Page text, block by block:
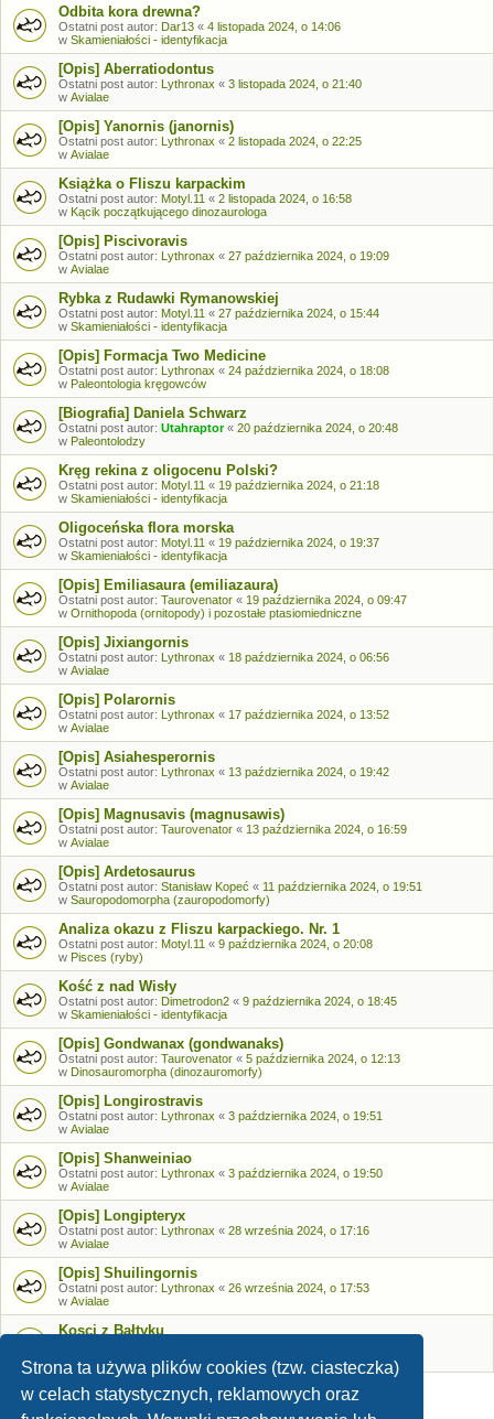
Strona ta używa plików cookies (tzw. ciasteczka)
w celach statystycznych, reklamowych oraz
Odbita kora drewna?
Ostatni post autor: Dar13 « 4 listopada 2024, o 14:06
w Skamieniałości - identyfikacja
[Opis] Aberratiodontus
Ostatni post autor: Lythronax « 3 listopada 2024, o 21:40
w Avialae
[Opis] Yanornis (janornis)
Ostatni post autor: Lythronax « 2 listopada 2024, o 22:25
w Avialae
Książka o Fliszu karpackim
Ostatni post autor: Motyl.11 « 2 listopada 2024, o 16:58
w Kącik początkującego dinozaurologa
[Opis] Piscivoravis
Ostatni post autor: Lythronax « 27 października 2024, o 19:09
w Avialae
Rybka z Rudawki Rymanowskiej
Ostatni post autor: Motyl.11 « 27 października 2024, o 15:44
w Skamieniałości - identyfikacja
[Opis] Formacja Two Medicine
Ostatni post autor: Lythronax « 24 października 2024, o 18:08
w Paleontologia kręgowców
[Biografia] Daniela Schwarz
Ostatni post autor: Utahraptor« 20 października 2024, o 20:48
w Paleontolodzy
Kręg rekina z oligocenu Polski?
Ostatni post autor: Motyl.11 « 19 października 2024, o 21:18
w Skamieniałości - identyfikacja
Oligoceńska flora morska
Ostatni post autor: Motyl.11 « 19 października 2024, o 19:37
w Skamieniałości - identyfikacja
[Opis] Emiliasaura (emiliazaura)
Ostatni post autor: Taurovenator « 19 października 2024, o 09:47
w Ornithopoda (ornitopody) i pozostałe ptasiomiedniczne
[Opis] Jixiangornis
Ostatni post autor: Lythronax « 18 października 2024, o 06:56
w Avialae
[Opis] Polarornis
Ostatni post autor: Lythronax « 17 października 2024, o 13:52
w Avialae
[Opis] Asiahesperornis
Ostatni post autor: Lythronax « 13 października 2024, o 19:42
w Avialae
[Opis] Magnusavis (magnusawis)
Ostatni post autor: Taurovenator « 13 października 2024, o 16:59
w Avialae
[Opis] Ardetosaurus
Ostatni post autor: Stanisław Kopeć « 11 października 2024, o 19:51
w Sauropodomorpha (zauropodomorfy)
Analiza okazu z Fliszu karpackiego. Nr. 1
Ostatni post autor: Motyl.11 « 9 października 2024, o 20:08
w Pisces (ryby)
Kość z nad Wisły
Ostatni post autor: Dimetrodon2 « 9 października 2024, o 18:45
w Skamieniałości - identyfikacja
[Opis] Gondwanax (gondwanaks)
Ostatni post autor: Taurovenator « 5 października 2024, o 12:13
w Dinosauromorpha (dinozauromorfy)
[Opis] Longirostravis
Ostatni post autor: Lythronax « 3 października 2024, o 19:51
w Avialae
[Opis] Shanweiniao
Ostatni post autor: Lythronax « 3 października 2024, o 19:50
w Avialae
[Opis] Longipteryx
Ostatni post autor: Lythronax « 28 września 2024, o 17:16
w Avialae
[Opis] Shuilingornis
Ostatni post autor: Lythronax « 26 września 2024, o 17:53
w Avialae
Kosci z Bałtyku
Skamieniałości - identyfikacja